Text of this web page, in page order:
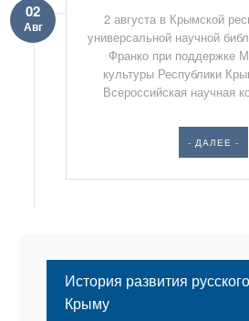
02
Авг
2 августа в Крымской
универсальной научной
Франко при поддержке
культуры Республики
Всероссийская научная
- ДАЛЕЕ -
История развития
Крыму